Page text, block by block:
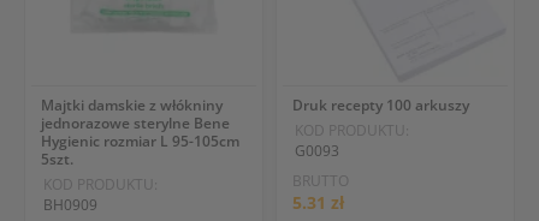
Majtki damskie z włókniny
jednorazowe sterylne Bene
Hygienic rozmiar L 95-105cm
5szt.
KOD PRODUKTU:
BH0909
Druk recepty 100 arkuszy
KOD PRODUKTU:
G0093
BRUTTO
5.31 zł